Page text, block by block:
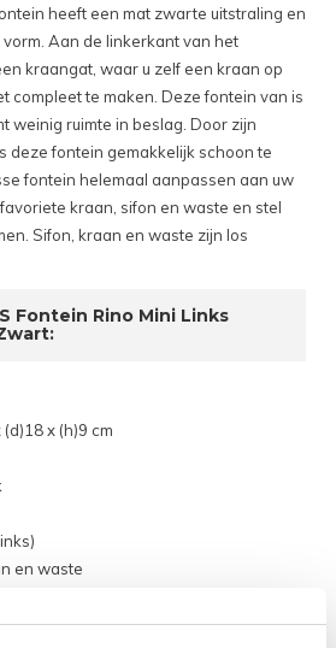
heeft een mat zwarte uitstraling en
Aan de linkerkant van het
kraangat, waar u zelf een kraan op
compleet te maken. Deze fontein van is
weinig ruimte in beslag. Door zijn
deze fontein gemakkelijk schoon te
fontein helemaal aanpassen aan uw
kraan, sifon en waste en stel
Sifon, kraan en waste zijn los
Fontein Rino Mini Links
x (h)9 cm
en waste